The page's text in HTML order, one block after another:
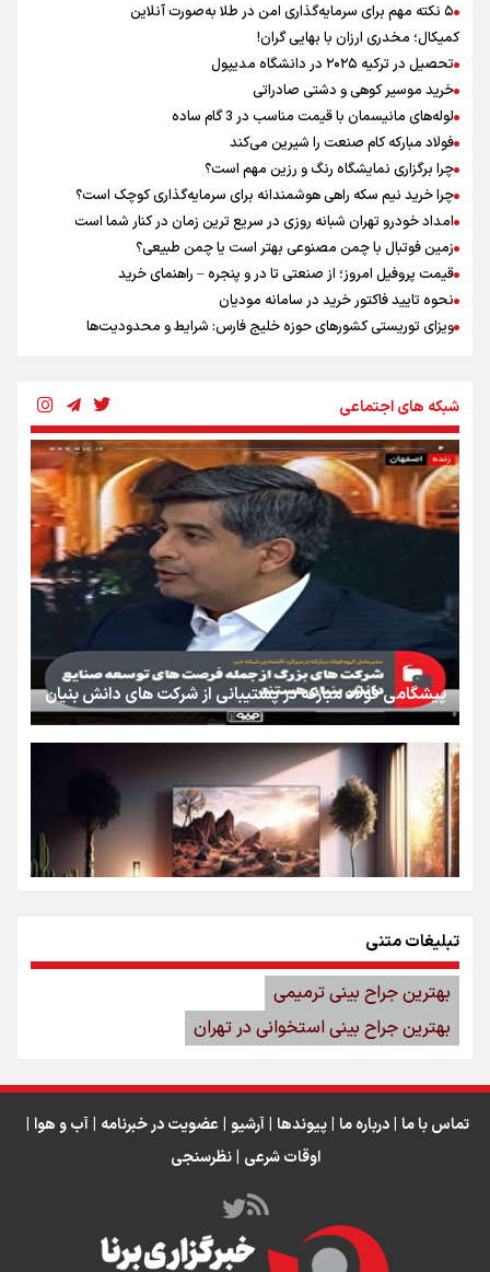
۵ نکته مهم برای سرمایه‌گذاری امن در طلا به‌صورت آنلاین
کمیکال؛ مخدری ارزان با بهایی گران!
تحصیل در ترکیه ۲۰۲۵ در دانشگاه مدیپول
خرید موسیر کوهی و دشتی صادراتی
لوله‌های مانیسمان با قیمت مناسب در 3 گام ساده
فولاد مبارکه کام صنعت را شیرین می‌کند
چرا برگزاری نمایشگاه رنگ و رزین مهم است؟
چرا خرید نیم سکه راهی هوشمندانه برای سرمایه‌گذاری کوچک است؟
امداد خودرو تهران شبانه روزی در سریع ترین زمان در کنار شما است
زمین فوتبال با چمن مصنوعی بهتر است یا چمن طبیعی؟
قیمت پروفیل امروز؛ از صنعتی تا در و پنجره – راهنمای خرید
نحوه تایید فاکتور خرید در سامانه مودیان
ویزای توریستی کشورهای حوزه خلیج فارس: شرایط و محدودیت‌ها
شبکه های اجتماعی
پیشگامی فولاد مبارکه در پشتیبانی از شرکت های دانش بنیان
راهنمای جامع خرید تلویزیون در سال ۱۴۰۴
تبلیغات متنی
بهترین جراح بینی ترمیمی
بهترین جراح بینی استخوانی در تهران
تماس با ما درباره ما پیوندها آرشیو عضویت در خبرنامه آب و هوا
اوقات شرعی نظرسنجی